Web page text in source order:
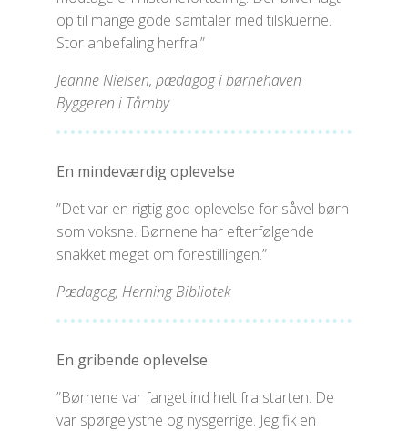
op til mange gode samtaler med tilskuerne.
Stor anbefaling herfra.”
Jeanne Nielsen, pædagog i børnehaven
Byggeren i Tårnby
En mindeværdig oplevelse
”Det var en rigtig god oplevelse for såvel børn
som voksne. Børnene har efterfølgende
snakket meget om forestillingen.”
Pædagog, Herning Bibliotek
En gribende oplevelse
”Børnene var fanget ind helt fra starten. De
var spørgelystne og nysgerrige. Jeg fik en